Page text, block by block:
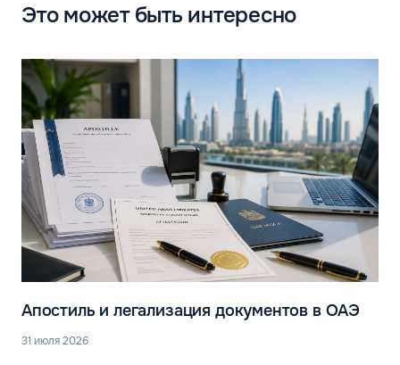
Это может быть интересно
Апостиль и легализация документов в ОАЭ
31 июля 2026